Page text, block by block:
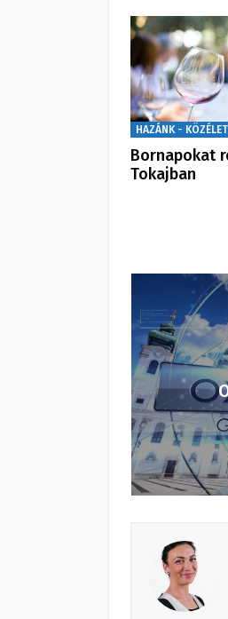
HAZÁNK - KÖZÉLET
Bornapokat
Tokajban